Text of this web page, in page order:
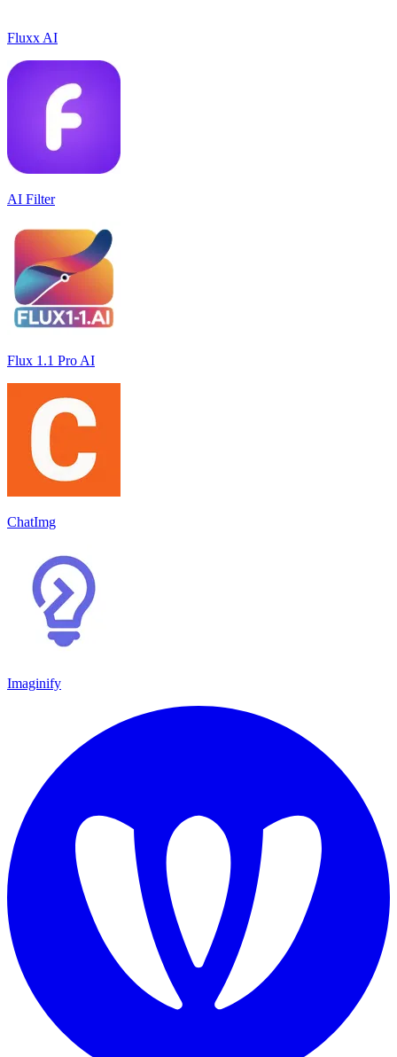
Fluxx AI
AI Filter
Flux 1.1 Pro AI
ChatImg
Imaginify